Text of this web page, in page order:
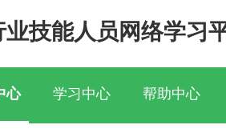
业技能人员网络学习
心 学习中心 帮助中心